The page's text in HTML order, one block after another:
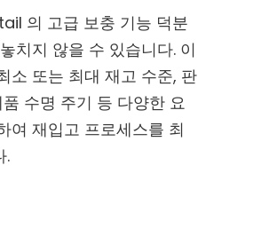
의 고급 보충 기능 덕분
치지 않을 수 있습니다. 이
소 또는 최대 재고 수준, 판
수명 주기 등 다양한 요
여 재입고 프로세스를 최
.